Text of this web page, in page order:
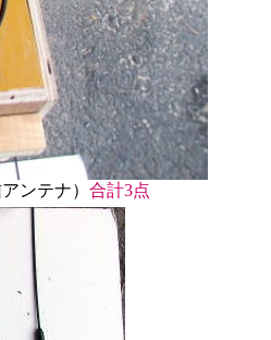
ナ） 合計3点